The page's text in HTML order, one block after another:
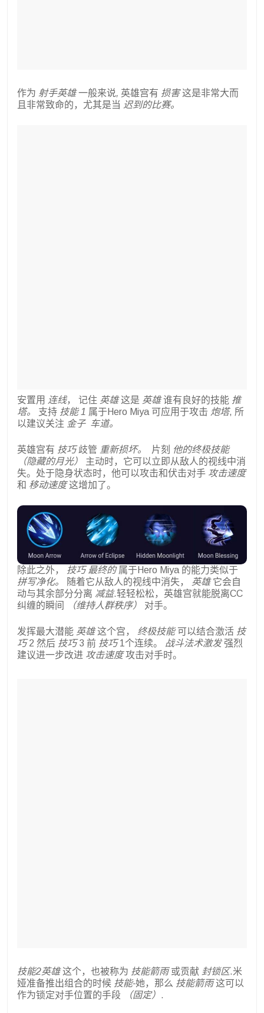
作为 射手英雄一般来说, 英雄宫有 损害这是非常大而
且非常致命的，尤其是当 迟到的比赛。
安置用 连线， 记住 英雄这是 英雄谁有良好的技能 推
塔。 支持 技能 1 属于Hero Miya 可应用于攻击 炮塔, 所
以建议关注 金子 车道。
英雄宫有 技巧歧管 重新损坏。 片刻 他的终极技能
（隐藏的月光） 主动时，它可以立即从敌人的视线中消
失。处于隐身状态时，他可以攻击和伏击对手 攻击速度
和 移动速度这增加了。
除此之外， 技巧 最终的属于Hero Miya 的能力类似于
拼写净化。
随着它从敌人的视线中消失， 英雄它会自
动与其余部分分离 减益.轻轻松松，英雄宫就能脱离CC
纠缠的瞬间
（维持人群秩序） 对手。
发挥最大潜能 英雄这个宫， 终极技能可以结合激活 技
巧2 然后 技巧3 前 技巧1个连续。 战斗法术激发强烈
建议进一步改进 攻击速度攻击对手时。
技能2英雄这个，也被称为 技能箭雨或贡献 封锁区.米
娅准备推出组合的时候 技能-她，那么 技能箭雨这可以
作为锁定对手位置的手段
（固定） .